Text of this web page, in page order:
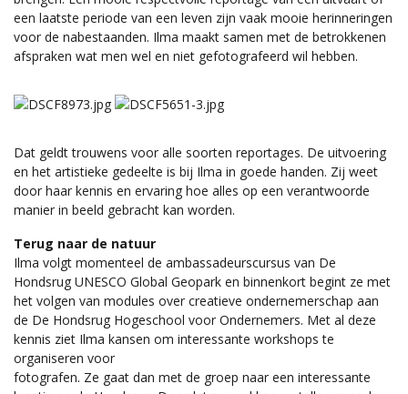
een laatste periode van een leven zijn vaak mooie herinneringen
voor de nabestaanden. Ilma maakt samen met de betrokkenen
afspraken wat men wel en niet gefotografeerd wil hebben.
Dat geldt trouwens voor alle soorten reportages. De uitvoering
en het artistieke gedeelte is bij Ilma in goede handen. Zij weet
door haar kennis en ervaring hoe alles op een verantwoorde
manier in beeld gebracht kan worden.
Terug naar de natuur
Ilma volgt momenteel de ambassadeurscursus van De
Hondsrug UNESCO Global Geopark en binnenkort begint ze met
het volgen van modules over creatieve ondernemerschap aan
de De Hondsrug Hogeschool voor Ondernemers. Met al deze
kennis ziet Ilma kansen om interessante workshops te
organiseren voor
fotografen. Ze gaat dan met de groep naar een interessante